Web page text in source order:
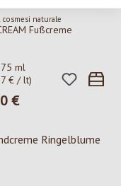
cosmesi naturale
Fußcreme
75 ml
€ / lt)
Preis:
€